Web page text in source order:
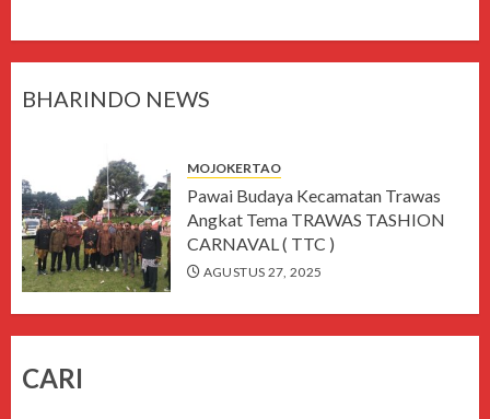
BHARINDO NEWS
MOJOKERTAO
Pawai Budaya Kecamatan Trawas
Angkat Tema TRAWAS TASHION
CARNAVAL ( TTC )
AGUSTUS 27, 2025
CARI